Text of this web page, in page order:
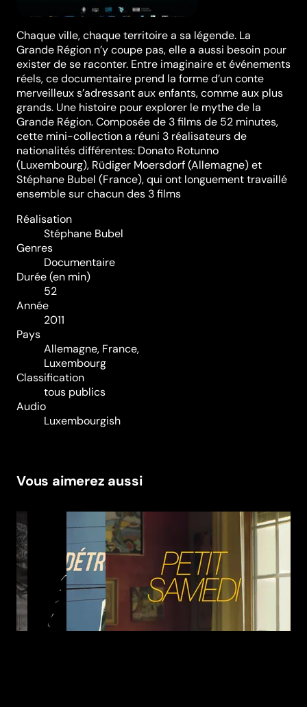
Chaque ville, chaque territoire a sa légende. La
Grande Région n’y coupe pas, elle a aussi besoin pour
exister de se raconter. Entre imaginaire et événements
réels, ce documentaire prend la forme d’un conte
merveilleux s’adressant aux enfants, comme aux plus
grands. Une histoire pour explorer le mythe de la
Grande Région. Composée de 3 films de 52 minutes,
cette mini-collection a réuni 3 réalisateurs de
nationalités différentes: Donato Rotunno
(Luxembourg), Rüdiger Moersdorf (Allemagne) et
Stéphane Bubel (France), qui ont longuement travaillé
ensemble sur chacun des 3 films
Réalisation
Stéphane Bubel
Genres
Documentaire
Durée (en min)
52
Année
2011
Pays
Allemagne, France,
Luxembourg
Classification
tous publics
Audio
Luxembourgish
Vous aimerez aussi